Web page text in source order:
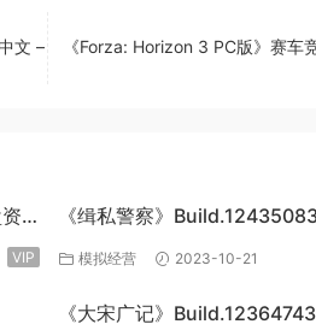
文 –
《Forza: Horizon 3 PC版》赛
VIP
《缉私警察》
DLC-官方中文-免费下载
模拟经营 2023-10-21
《大宋广记》